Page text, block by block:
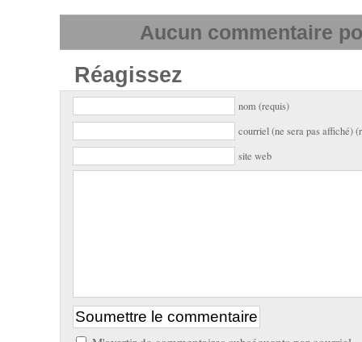
Aucun commentaire
Réagissez
nom (requis)
courriel (ne sera pas affiché)
site web